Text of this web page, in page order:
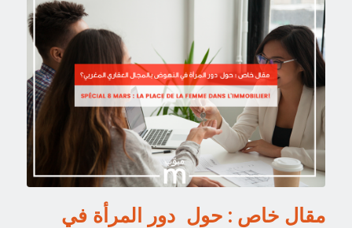
مقال خاص : حول دور المرأة في